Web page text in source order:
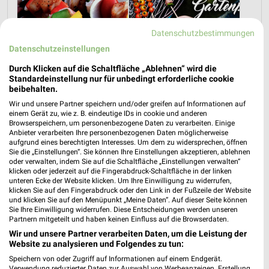
21.05.2026 12.05.2026
Imweekli Magazin
auch clevere Spartipps für den Familienalltag, Ideen zur
Haushaltsplanung und einfache Wege, dein Budget
nachhaltig zu entlasten.
weekli - Prospekte & Angebote App
Alle REWE Angebote immer griffbereit – mit der kostenlosen
weekli App für iOS & Android.
Datenschutzbestimmungen
Datenschutzeinstellungen
Durch Klicken auf die Schaltfläche „Ablehnen“ wird die
Standardeinstellung nur für unbedingt erforderliche cookie
beibehalten.
Wir und unsere Partner speichern und/oder greifen auf Informationen auf
einem Gerät zu, wie z. B. eindeutige IDs in cookie und anderen
Browserspeichern, um personenbezogene Daten zu verarbeiten. Einige
Anbieter verarbeiten Ihre personenbezogenen Daten möglicherweise
aufgrund eines berechtigten Interesses. Um dem zu widersprechen, öffnen
Sie die „Einstellungen“. Sie können Ihre Einstellungen akzeptieren, ablehnen
oder verwalten, indem Sie auf die Schaltfläche „Einstellungen verwalten“
klicken oder jederzeit auf die Fingerabdruck-Schaltfläche in der linken
unteren Ecke der Website klicken. Um Ihre Einwilligung zu widerrufen,
klicken Sie auf den Fingerabdruck oder den Link in der Fußzeile der Website
und klicken Sie auf den Menüpunkt „Meine Daten“. Auf dieser Seite können
Sie Ihre Einwilligung widerrufen. Diese Entscheidungen werden unseren
Partnern mitgeteilt und haben keinen Einfluss auf die Browserdaten.
Wir und unsere Partner verarbeiten Daten, um die Leistung der
Website zu analysieren und Folgendes zu tun:
Speichern von oder Zugriff auf Informationen auf einem Endgerät.